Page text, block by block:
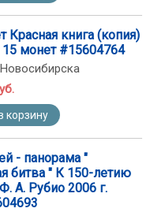
Красная книга (копия)
монет #15604764
корзину
- панорама "
битва " К 150-летию
А. Рубио 2006 г.